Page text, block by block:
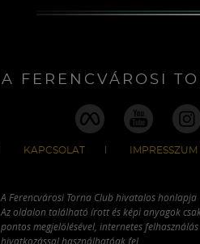
A FERENCVÁROSI
KAPCSOLAT IMPRESSZUM
A Ferencvárosi Torna Club hivatalos honlapja
Az oldalon található írott és képi anyagok
pontos megjelölésével, internetes
hivatkozással használhatóak fel.